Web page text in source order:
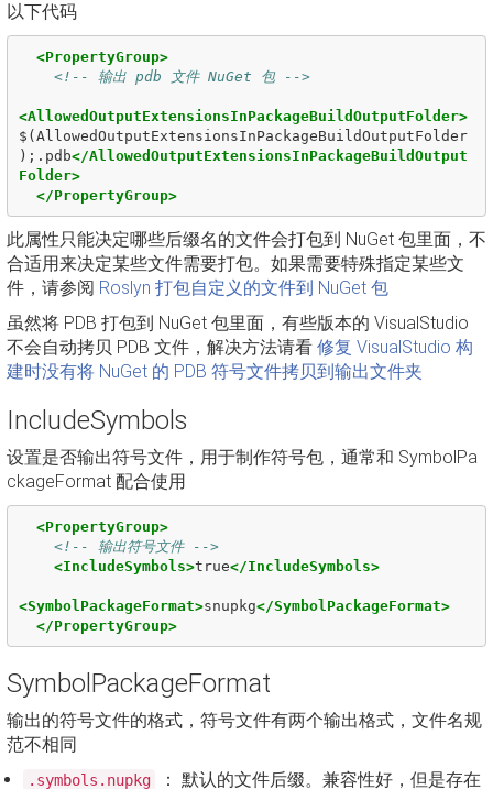
以下代码
<PropertyGroup>
<!-- 输出 pdb 文件 NuGet 包 -->
<AllowedOutputExtensionsInPackageBuildOutputFolder>
$(AllowedOutputExtensionsInPackageBuildOutputFolder
);.pdb</AllowedOutputExtensionsInPackageBuildOutput
Folder>
</PropertyGroup>
此属性只能决定哪些后缀名的文件会打包到 NuGet 包里面，不
合适用来决定某些文件需要打包。如果需要特殊指定某些文
件，请参阅 Roslyn 打包自定义的文件到 NuGet 包
虽然将 PDB 打包到 NuGet 包里面，有些版本的 VisualStudio
不会自动拷贝 PDB 文件，解决方法请看 修复 VisualStudio 构
建时没有将 NuGet 的 PDB 符号文件拷贝到输出文件夹
IncludeSymbols
设置是否输出符号文件，用于制作符号包，通常和 SymbolPa
ckageFormat 配合使用
<PropertyGroup>
<!-- 输出符号文件 -->
<IncludeSymbols>true</IncludeSymbols>
<SymbolPackageFormat>snupkg</SymbolPackageFormat>
</PropertyGroup>
SymbolPackageFormat
输出的符号文件的格式，符号文件有两个输出格式，文件名规
范不相同
.symbols.nupkg ： 默认的文件后缀。兼容性好，但是存在